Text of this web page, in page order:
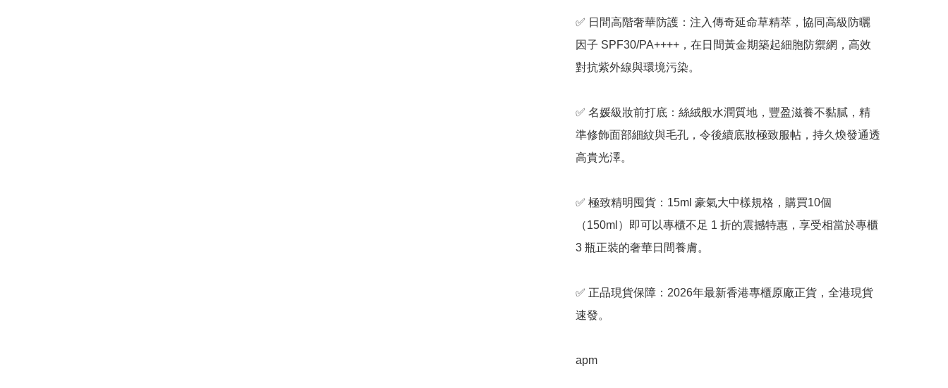
✅ 日間高階奢華防護：注入傳奇延命草精萃，協同高級防曬
因子 SPF30/PA++++，在日間黃金期築起細胞防禦網，高效
對抗紫外線與環境污染。
✅ 名媛級妝前打底：絲絨般水潤質地，豐盈滋養不黏膩，精
準修飾面部細紋與毛孔，令後續底妝極致服帖，持久煥發通透
高貴光澤。
✅ 極致精明囤貨：15ml 豪氣大中樣規格，購買10個
（150ml）即可以專櫃不足 1 折的震撼特惠，享受相當於專櫃
3 瓶正裝的奢華日間養膚。
✅ 正品現貨保障：2026年最新香港專櫃原廠正貨，全港現貨
速發。
apm